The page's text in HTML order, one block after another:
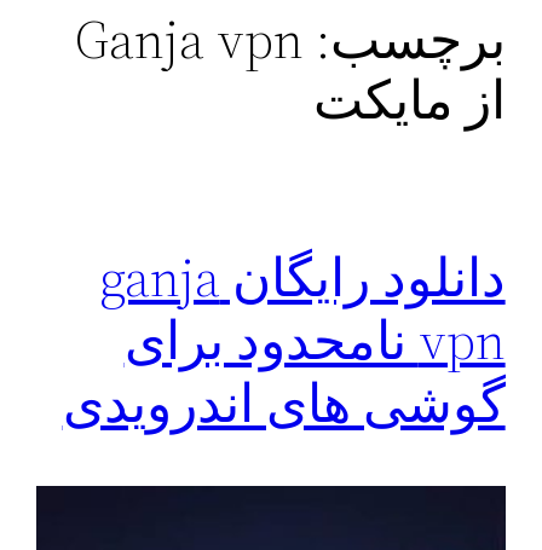
برچسب: Ganja vpn
از مایکت
دانلود رایگان ganja
vpn نامحدود برای
گوشی های اندرویدی